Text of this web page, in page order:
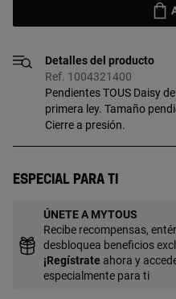
Detalles del producto
Ref. 1004321400
Pendientes TOUS Daisy
primera ley. Tamaño
Cierre a presión.
Especial para ti
ÚNETE A MYTOUS
Recibe recompensas,
desbloquea beneficios
¡Regístrate ahora y
especialmente para ti